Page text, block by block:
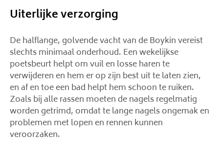
Uiterlijke verzorging
De halflange, golvende vacht van de Boykin vereist
slechts minimaal onderhoud. Een wekelijkse
poetsbeurt helpt om vuil en losse haren te
verwijderen en hem er op zijn best uit te laten zien,
en af ​​en toe een bad helpt hem schoon te ruiken.
Zoals bij alle rassen moeten de nagels regelmatig
worden getrimd, omdat te lange nagels ongemak en
problemen met lopen en rennen kunnen
veroorzaken.